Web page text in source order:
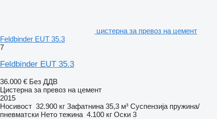
цистерна за превоз на цемент
Feldbinder EUT 35.3
7
Feldbinder EUT 35.3
36.000 € Без ДДВ
Цистерна за превоз на цемент
2015
Носивост 32.900 кг Зафатнина 35,3 м³ Суспензија пружина/
пневматски Нето тежина 4.100 кг Оски 3